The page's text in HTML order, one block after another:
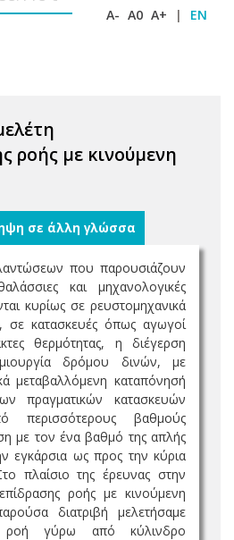
A- A0 A+ | EN
ροής με κινούμενη
σε άλλη γλώσσα
που παρουσιάζουν
και μηχανολογικές
κυρίως σε ρευστομηχανικά
σε κατασκευές όπως αγωγοί
θερμότητας, η διέγερση
δρόμου δινών, με
μεταβαλλόμενη καταπόνησή
πραγματικών κατασκευών
περισσότερους βαθμούς
με τον ένα βαθμό της απλής
εγκάρσια ως προς την κύρια
πλαίσιο της έρευνας στην
ροής με κινούμενη
διατριβή μελετήσαμε
ροή γύρω από κύλινδρο